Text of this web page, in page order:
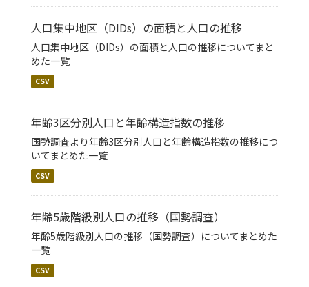
人口集中地区（DIDs）の面積と人口の推移
人口集中地区（DIDs）の面積と人口の推移についてまと
めた一覧
CSV
年齢3区分別人口と年齢構造指数の推移
国勢調査より年齢3区分別人口と年齢構造指数の推移につ
いてまとめた一覧
CSV
年齢5歳階級別人口の推移（国勢調査）
年齢5歳階級別人口の推移（国勢調査）についてまとめた
一覧
CSV